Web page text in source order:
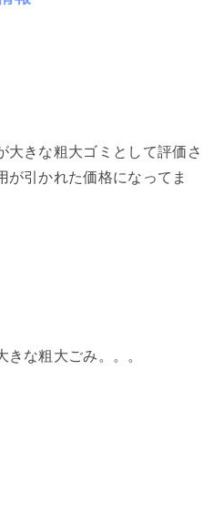
大きな粗大ゴミとして評価さ
が引かれた価格になってま
な粗大ごみ。。。